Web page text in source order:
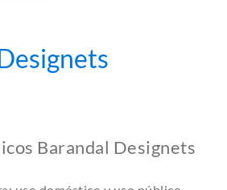
Barandal Designets